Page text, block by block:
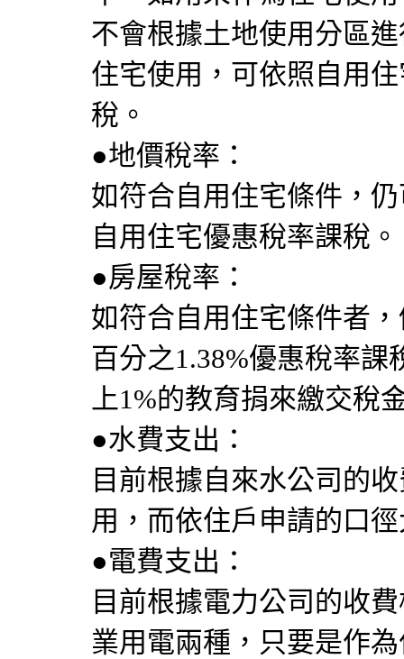
不會根據土地使用分區
住宅使用，可依照自用
稅。
●地價稅率：
如符合自用住宅條件，
自用住宅優惠稅率課稅。
●房屋稅率：
如符合自用住宅條件者
百分之1.38%優惠稅率
上1%的教育捐來繳交稅
●水費支出：
目前根據自來水公司的
用，而依住戶申請的口
●電費支出：
目前根據電力公司的收
業用電兩種，只要是作